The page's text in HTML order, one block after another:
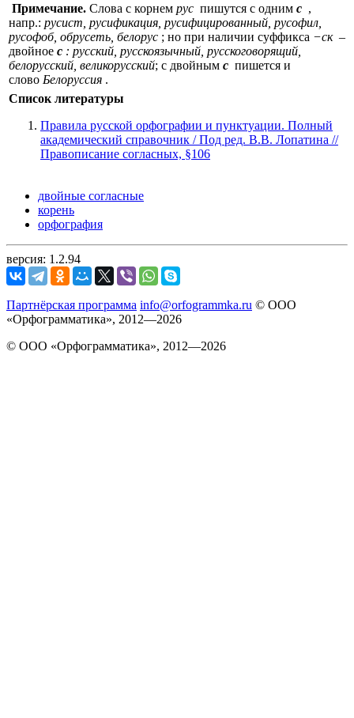
Примечание. Слова с корнем рус пишутся с одним с ,
напр.: русист, русификация, русифицированный, русофил,
русофоб, обрусеть, белорус ; но при наличии суффикса −ск –
двойное с : русский, русскоязычный, русскоговорящий,
белорусский, великорусский; с двойным с пишется и
слово Белоруссия .
Список литературы
Правила русской орфографии и пунктуации. Полный
академический справочник / Под ред. В.В. Лопатина //
Правописание согласных, §106
двойные согласные
корень
орфография
версия: 1.2.94
Партнёрская программа info@orfogrammka.ru © ООО
«Орфограмматика», 2012—2026
© ООО «Орфограмматика», 2012—2026